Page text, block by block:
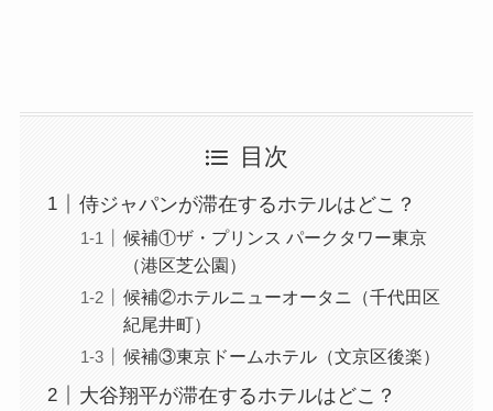
目次
侍ジャパンが滞在するホテルはどこ？
候補①ザ・プリンス パークタワー東京
（港区芝公園）
候補②ホテルニューオータニ（千代田区
紀尾井町）
候補③東京ドームホテル（文京区後楽）
大谷翔平が滞在するホテルはどこ？